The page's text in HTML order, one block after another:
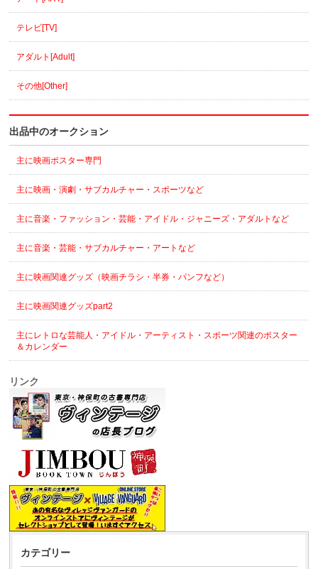
テレビ[TV]
アダルト[Adult]
その他[Other]
出品中のオークション
主に映画ポスター専門
主に映画・演劇・サブカルチャー・スポーツなど
主に音楽・ファッション・芸能・アイドル・ジャニーズ・アダルトなど
主に音楽・芸能・サブカルチャー・アートなど
主に映画関連グッズ（映画チラシ・半券・パンフなど）
主に映画関連グッズpart2
主にレトロな芸能人・アイドル・アーティスト・スポーツ関連のポスター
＆カレンダー
リンク
カテゴリー